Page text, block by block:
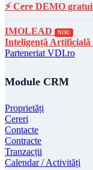
⚡ Cere DEMO
IMOLEAD NOU
Inteligență Artificială
Parteneriat VDI.ro
Module CRM
Proprietăți
Cereri
Contacte
Contracte
Tranzacții
Calendar / Activități